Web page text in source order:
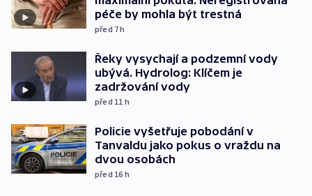
péče by mohla být trestná
před 7h
Řeky vysychají a podzemní vody
ubývá. Hydrolog: Klíčem je
zadržování vody
před 11 h
Policie vyšetřuje pobodání v
Tanvaldu jako pokus o vraždu na
dvou osobách
před 16 h